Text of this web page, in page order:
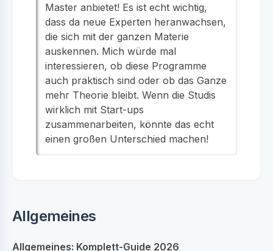
Master anbietet! Es ist echt wichtig,
dass da neue Experten heranwachsen,
die sich mit der ganzen Materie
auskennen. Mich würde mal
interessieren, ob diese Programme
auch praktisch sind oder ob das Ganze
mehr Theorie bleibt. Wenn die Studis
wirklich mit Start-ups
zusammenarbeiten, könnte das echt
einen großen Unterschied machen!
Allgemeines
Allgemeines: Komplett-Guide 2026